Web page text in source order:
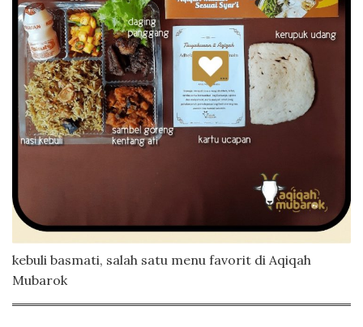
kebuli basmati, salah satu menu favorit di Aqiqah
Mubarok